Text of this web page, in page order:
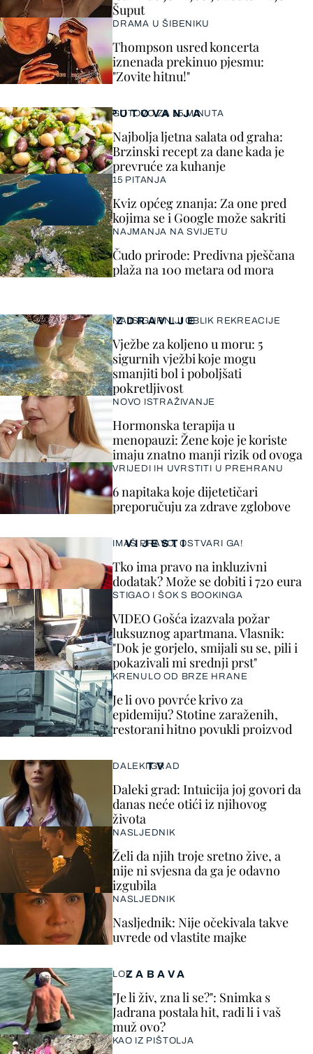
VIJESTI
IMAŠ PRAVO, OSTVARI GA!
Tko ima pravo na inkluzivni
dodatak? Može se dobiti i 720 eura
STIGAO I ŠOK S BOOKINGA
VIDEO Gošća izazvala požar
luksuznog apartmana. Vlasnik:
"Dok je gorjelo, smijali su se, pili i
pokazivali mi srednji prst"
KRENULO OD BRZE HRANE
Je li ovo povrće krivo za
epidemiju? Stotine zaraženih,
restorani hitno povukli proizvod
Šuput
DRAMA U ŠIBENIKU
Thompson usred koncerta
iznenada prekinuo pjesmu:
"Zovite hitnu!"
ZDRAVLJE
NAJSIGURNIJI OBLIK REKREACIJE
Vježbe za koljeno u moru: 5
sigurnih vježbi koje mogu
smanjiti bol i poboljšati
pokretljivost
NOVO ISTRAŽIVANJE
Hormonska terapija u
menopauzi: Žene koje je koriste
imaju znatno manji rizik od ovoga
VRIJEDI IH UVRSTITI U PREHRANU
6 napitaka koje dijetetičari
preporučuju za zdrave zglobove
ZABAVA
LOL
"Je li živ, zna li se?": Snimka s
Jadrana postala hit, radi li i vaš
muž ovo?
KAO IZ PIŠTOLJA
TV
DALEKI GRAD
Daleki grad: Intuicija joj govori da
danas neće otići iz njihovog
života
NASLJEDNIK
Želi da njih troje sretno žive, a
nije ni svjesna da ga je odavno
izgubila
NASLJEDNIK
Nasljednik: Nije očekivala takve
uvrede od vlastite majke
PUTOVANJA
GOTOVO ZA 15 MINUTA
Najbolja ljetna salata od graha:
Brzinski recept za dane kada je
prevruće za kuhanje
15 PITANJA
Kviz općeg znanja: Za one pred
kojima se i Google može sakriti
NAJMANJA NA SVIJETU
Čudo prirode: Predivna pješčana
plaža na 100 metara od mora